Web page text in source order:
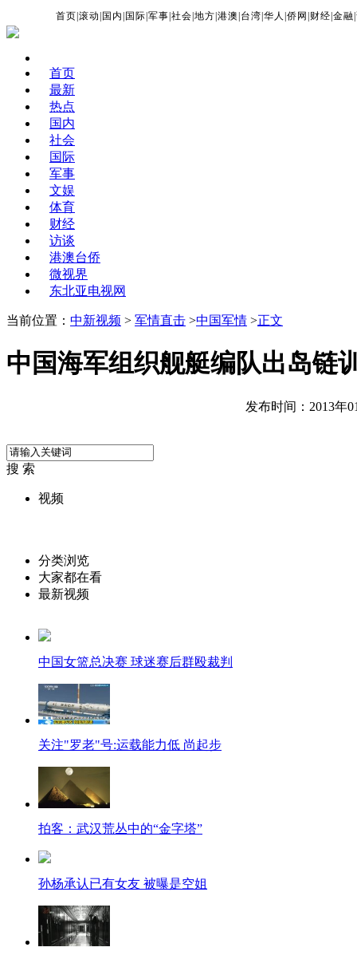
首页 |滚动 国内 国际 |军事 |社会 |地方 |港澳 台湾 |华人 |侨网 财经 |金融 |
首页
最新
热点
国内
社会
国际
军事
文娱
体育
财经
访谈
港澳台侨
微视界
东北亚电视网
当前位置： 中新视频 > 军情直击 >中国军情 >正文
中国海军组织舰艇编队出岛链
发布时间：2013年
搜 索
视频
分类浏览
大家都在看
最新视频
中国女篮总决赛 球迷赛后群殴裁判
关注"罗老"号:运载能力低 尚起步
拍客：武汉荒丛中的“金字塔”
孙杨承认已有女友 被曝是空姐